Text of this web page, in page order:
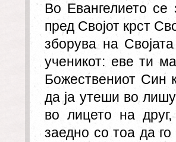
Во Евангелието се
пред Својот крст
зборува на
ученикот: еве ти
Божествениот Син
да ја утеши во
во лицето на
заедно со тоа да